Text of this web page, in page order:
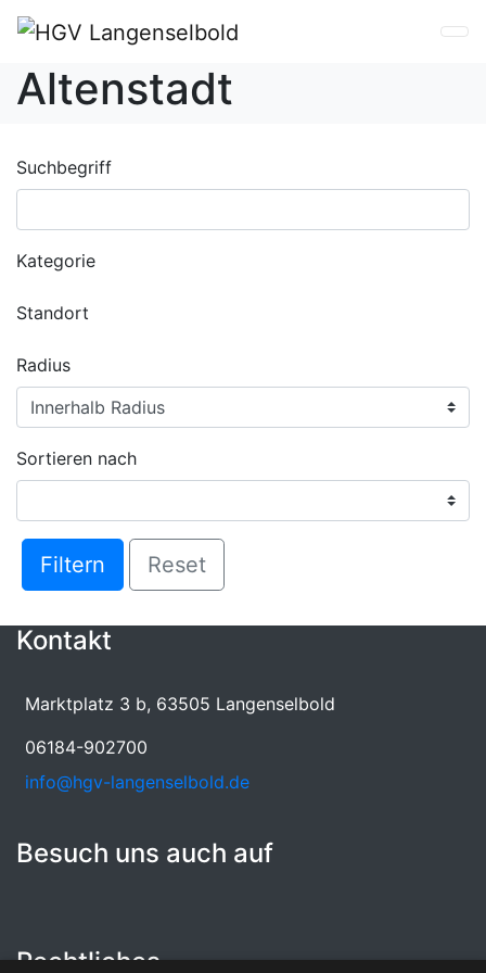
Altenstadt
Suchbegriff
Kategorie
Standort
Radius
Sortieren nach
Filtern Reset
Rechtliches
Kontakt
Marktplatz 3 b, 63505 Langenselbold
06184-902700
info@hgv-langenselbold.de
Besuch uns auch auf